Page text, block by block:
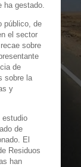
ha gestado.
público, de
el sector
sobre
de
sobre la
y
estudio
de
El
Residuos
han